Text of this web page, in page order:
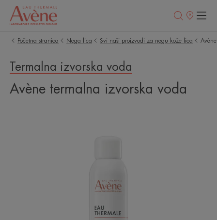
Prodajna
Početna stranica Nega lica Svi naši proizvodi za negu kože lica
Termalna izvorska voda
Avène termalna izvorska voda